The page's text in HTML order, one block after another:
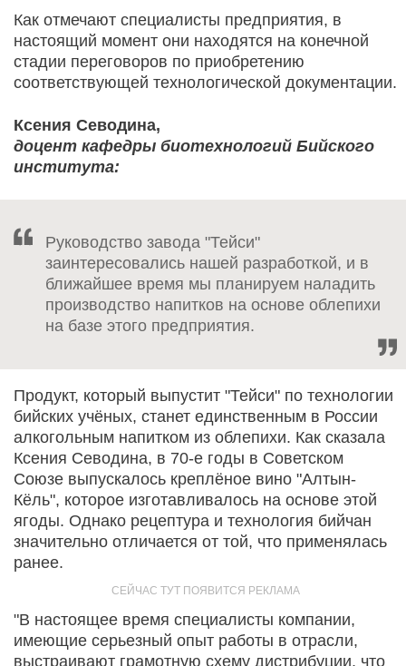
Как отмечают специалисты предприятия, в
настоящий момент они находятся на конечной
стадии переговоров по приобретению
соответствующей технологической документации.
Ксения Севодина,
доцент кафедры биотехнологий Бийского
института:
Руководство завода "Тейси"
заинтересовались нашей разработкой, и в
ближайшее время мы планируем наладить
производство напитков на основе облепихи
на базе этого предприятия.
Продукт, который выпустит "Тейси" по технологии
бийских учёных, станет единственным в России
алкогольным напитком из облепихи. Как сказала
Ксения Севодина, в 70-е годы в Советском
Союзе выпускалось креплёное вино "Алтын-
Кёль", которое изготавливалось на основе этой
ягоды. Однако рецептура и технология бийчан
значительно отличается от той, что применялась
ранее.
"В настоящее время специалисты компании,
имеющие серьезный опыт работы в отрасли,
выстраивают грамотную схему дистрибуции, что